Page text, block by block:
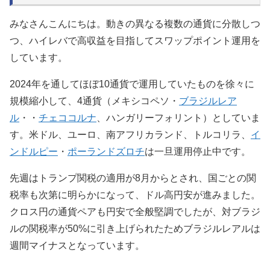
みなさんこんにちは。動きの異なる複数の通貨に分散しつ
つ、ハイレバで高収益を目指してスワップポイント運用を
しています。
2024年を通してほぼ10通貨で運用していたものを徐々に
規模縮小して、4通貨（メキシコペソ・ ブラジルレア
ル ・・ チェココルナ 、ハンガリーフォリント）としていま
す。米ドル、ユーロ、南アフリカランド、トルコリラ、 イ
ンドルピー ・ ポーランドズロチは一旦運用停止中です。
先週はトランプ関税の適用が8月からとされ、国ごとの関
税率も次第に明らかになって、ドル高円安が進みました。
クロス円の通貨ペアも円安で全般堅調でしたが、対ブラジ
ルの関税率が50%に引き上げられたためブラジルレアルは
週間マイナスとなっています。